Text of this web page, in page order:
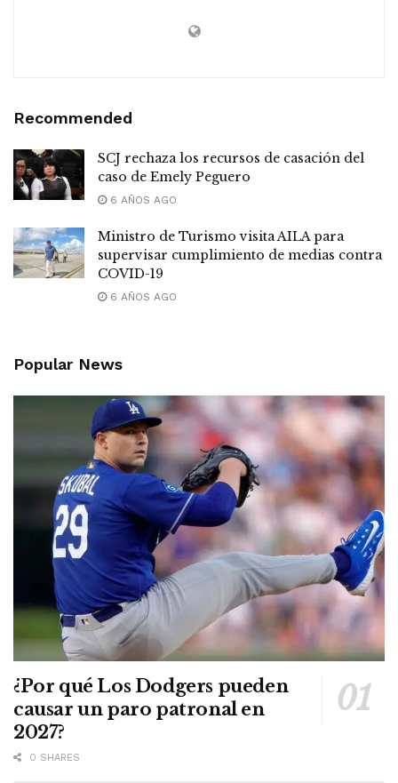
Recommended
SCJ rechaza los recursos de casación del
caso de Emely Peguero
6 AÑOS AGO
Ministro de Turismo visita AILA para
supervisar cumplimiento de medias contra
COVID-19
6 AÑOS AGO
Popular News
¿Por qué Los Dodgers pueden
causar un paro patronal en
2027?
0 SHARES